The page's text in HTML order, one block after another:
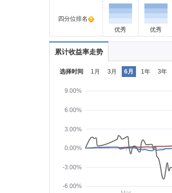
四分位排名
优秀
优秀
累计收益率走势
选择时间 1月 3月 6月 1年 3年
-6.00%
-3.00%
0.00%
3.00%
6.00%
9.00%